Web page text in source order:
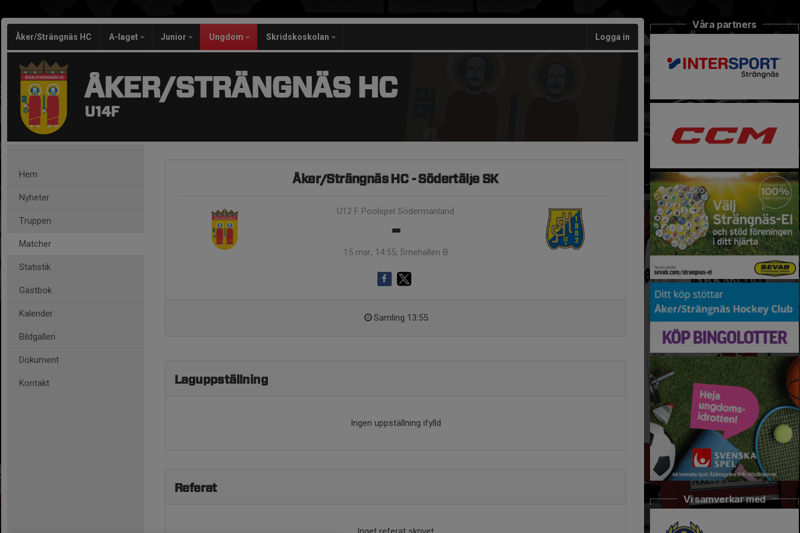
Åker/Strängnäs HC A-laget Junior Ungdom Skridskoskolan Logga in
ÅKER/STRÄNGNÄS HC
U14F
Hem
Nyheter
Truppen
Matcher
Statistik
Gästbok
Kalender
Bildgalleri
Dokument
Kontakt
Åker/Strängnäs HC - Södertälje SK
U12 F Poolspel Södermanland
-
15 mar, 14:55, Smehallen B
Samling 13:55
Laguppställning
Ingen uppställning ifylld
Referat
Våra partners
Vi samverkar med